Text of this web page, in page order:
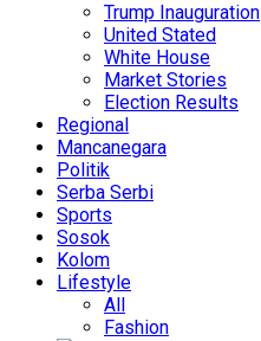
Trump Inauguration
United Stated
White House
Market Stories
Election Results
Regional
Mancanegara
Politik
Serba Serbi
Sports
Sosok
Kolom
Lifestyle
All
Fashion